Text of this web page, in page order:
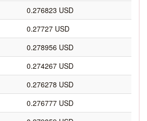
0.276823 USD
0.27727 USD
0.278956 USD
0.274267 USD
0.276278 USD
0.276777 USD